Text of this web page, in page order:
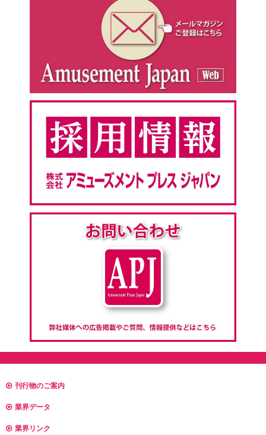
刊行物のご案内
業界データ
業界リンク